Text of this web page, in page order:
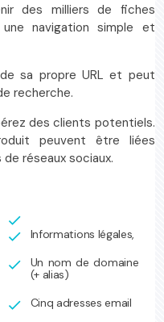
des milliers de fiches
navigation simple et
sa propre URL et peut
recherche.
des clients potentiels.
peuvent être liées
réseaux sociaux.
check
check
Informations légales,
check
Un nom de domaine
(+ alias)
check Cinq adresses email